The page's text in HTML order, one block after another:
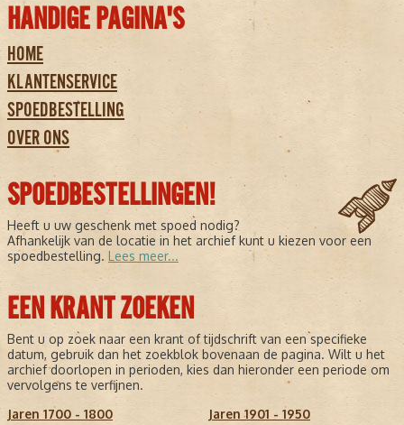
HANDIGE PAGINA'S
HOME
KLANTENSERVICE
SPOEDBESTELLING
OVER ONS
SPOEDBESTELLINGEN!
Heeft u uw geschenk met spoed nodig?
Afhankelijk van de locatie in het archief kunt u kiezen voor een
spoedbestelling. Lees meer...
EEN KRANT ZOEKEN
Bent u op zoek naar een krant of tijdschrift van een specifieke
datum, gebruik dan het zoekblok bovenaan de pagina. Wilt u het
archief doorlopen in perioden, kies dan hieronder een periode om
vervolgens te verfijnen.
Jaren 1700 - 1800
Jaren 1901 - 1950